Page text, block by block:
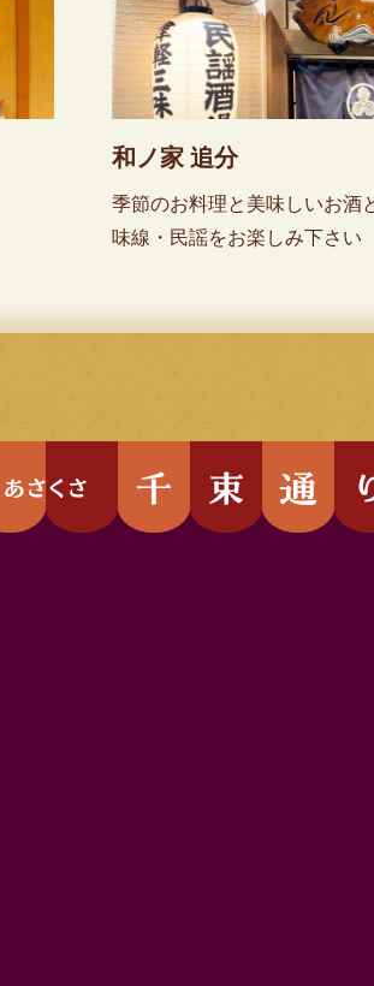
和ノ家 追分
季節のお料理と美味しいお酒
味線・民謡をお楽しみ下さい